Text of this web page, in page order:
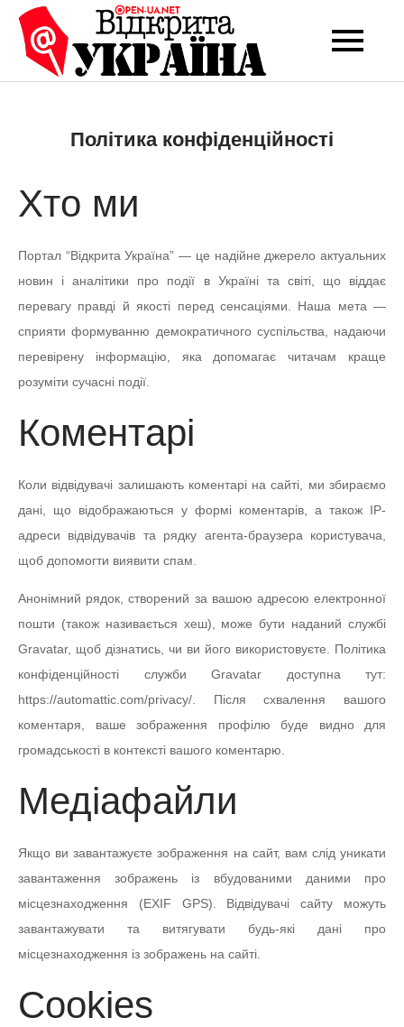
Перейти
вмісту
Open-UA
NET
Це ваше надійне
експертних думок
Політика конфіденційності
Хто ми
Портал “Відкрита Україна” — це надійне джерело актуальних
новин і аналітики про події в Україні та світі, що віддає
перевагу правді й якості перед сенсаціями. Наша мета —
сприяти формуванню демократичного суспільства, надаючи
перевірену інформацію, яка допомагає читачам краще
розуміти сучасні події.
Коментарі
Коли відвідувачі залишають коментарі на сайті, ми збираємо
дані, що відображаються у формі коментарів, а також IP-
адреси відвідувачів та рядку агента-браузера користувача,
щоб допомогти виявити спам.
Анонімний рядок, створений за вашою адресою електронної
пошти (також називається хеш), може бути наданий службі
Gravatar, щоб дізнатись, чи ви його використовуєте. Політика
конфіденційності служби Gravatar доступна тут:
https://automattic.com/privacy/. Після схвалення вашого
коментаря, ваше зображення профілю буде видно для
громадськості в контексті вашого коментарю.
Медіафайли
Якщо ви завантажуєте зображення на сайт, вам слід уникати
завантаження зображень із вбудованими даними про
місцезнаходження (EXIF GPS). Відвідувачі сайту можуть
завантажувати та витягувати будь-які дані про
місцезнаходження із зображень на сайті.
Cookies